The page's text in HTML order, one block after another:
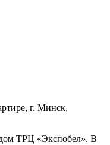
г. Минск,
ТРЦ «Экспобел». В